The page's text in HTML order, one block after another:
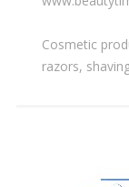
Cosmetic
razors,